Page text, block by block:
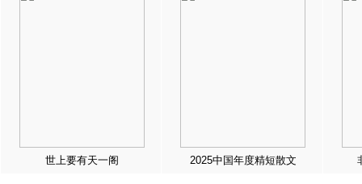
世上要有天一阁 2025中国年度精短散文